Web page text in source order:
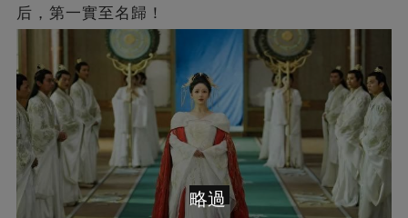
后，第一實至名歸！
略過